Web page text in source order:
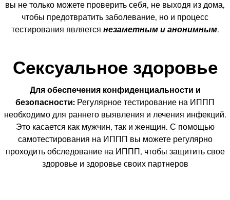
вы не только можете проверить себя, не выходя из дома,
чтобы предотвратить заболевание, но и процесс
тестирования является незаметным и анонимным.
Сексуальное здоровье
Для обеспечения конфиденциальности и
безопасности: Регулярное тестирование на ИППП
необходимо для раннего выявления и лечения инфекций.
Это касается как мужчин, так и женщин. С помощью
самотестирования на ИППП вы можете регулярно
проходить обследование на ИППП, чтобы защитить свое
здоровье и здоровье своих партнеров